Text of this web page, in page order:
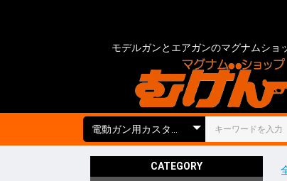
モデルガンとエアガンのマグナムショ
CATEGORY